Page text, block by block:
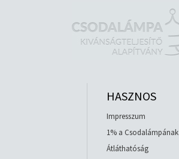
HASZNOS
Impresszum
1% a Csodalámpának
Átláthatóság